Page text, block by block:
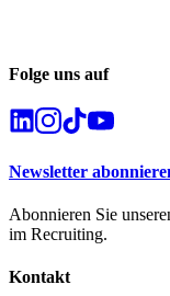
Folge uns auf
Newsletter
Abonnieren Sie
im Recruiting.
Kontakt